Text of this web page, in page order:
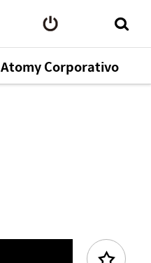
Atomy Corporativo
Contenido Anterior